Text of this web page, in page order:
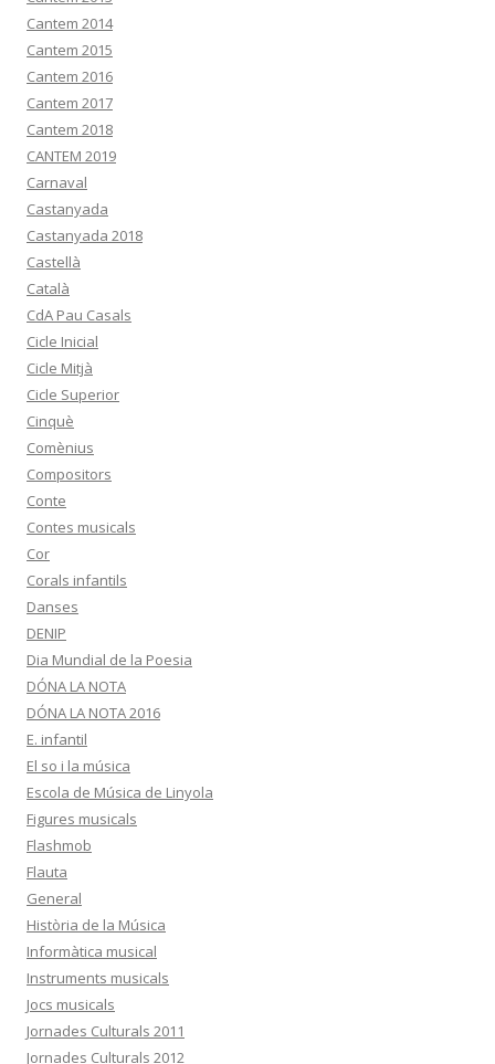
Cantem 2014
Cantem 2015
Cantem 2016
Cantem 2017
Cantem 2018
CANTEM 2019
Carnaval
Castanyada
Castanyada 2018
Castellà
Català
CdA Pau Casals
Cicle Inicial
Cicle Mitjà
Cicle Superior
Cinquè
Comènius
Compositors
Conte
Contes musicals
Cor
Corals infantils
Danses
DENIP
Dia Mundial de la Poesia
DÓNA LA NOTA
DÓNA LA NOTA 2016
E. infantil
El so i la música
Escola de Música de Linyola
Figures musicals
Flashmob
Flauta
General
Història de la Música
Informàtica musical
Instruments musicals
Jocs musicals
Jornades Culturals 2011
Jornades Culturals 2012